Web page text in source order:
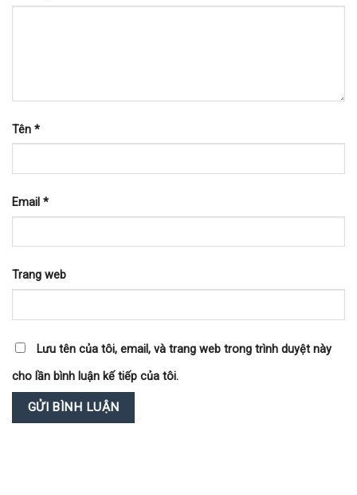
Tên *
Email *
Trang web
Lưu tên của tôi, email, và trang web trong trình duyệt này
cho lần bình luận kế tiếp của tôi.